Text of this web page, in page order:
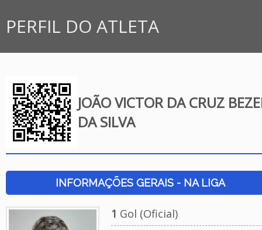
PERFIL DO ATLETA
JOÃO VICTOR DA CRUZ
DA SILVA
INFORMAÇÕES GERAIS - NA LIGA
1 Gol (Oficial)